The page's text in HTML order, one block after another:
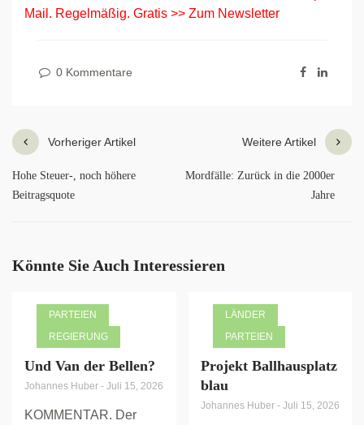
Mail. Regelmäßig. Gratis >> Zum Newsletter
0 Kommentare
Vorheriger Artikel
Hohe Steuer-, noch höhere
Beitragsquote
Weitere Artikel
Mordfälle: Zurück in die 2000er
Jahre
Könnte Sie Auch Interessieren
PARTEIEN
REGIERUNG
Und Van der Bellen?
Johannes Huber - Juli 15, 2026
KOMMENTAR. Der
LÄNDER
PARTEIEN
Projekt Ballhausplatz
blau
Johannes Huber - Juli 15, 2026